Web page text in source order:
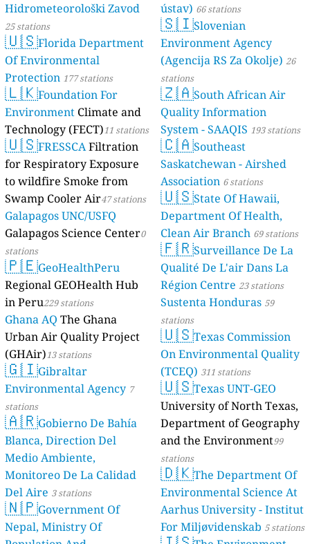
Hidrometeorološki Zavod
25 stations
🇺🇸Florida Department
Of Environmental
Protection 177 stations
🇱🇰Foundation For
Environment Climate and
Technology (FECT)11 stations
🇺🇸FRESSCAFiltration
for Respiratory Exposure
to wildfire Smoke from
Swamp Cooler Air47 stations
Galapagos UNC/USFQ
Galapagos Science Center0
stations
🇵🇪GeoHealthPeru
Regional GEOHealth Hub
in Peru229 stations
Ghana AQ The Ghana
Urban Air Quality Project
(GHAir)13 stations
🇬🇮Gibraltar
Environmental Agency 7
stations
🇦🇷Gobierno De Bahía
Blanca, Direction Del
Medio Ambiente,
Monitoreo De La Calidad
Del Aire 3 stations
🇳🇵Government Of
Nepal, Ministry Of
ústav) 66 stations
🇸🇮Slovenian
Environment Agency
(Agencija RS Za Okolje) 26
stations
🇿🇦South African Air
Quality Information
System - SAAQIS 193 stations
🇨🇦Southeast
Saskatchewan - Airshed
Association 6 stations
🇺🇸State Of Hawaii,
Department Of Health,
Clean Air Branch 69 stations
🇫🇷Surveillance De La
Qualité De L'air Dans La
Région Centre 23 stations
Sustenta Honduras 59
stations
🇺🇸Texas Commission
On Environmental Quality
(TCEQ) 311 stations
🇺🇸Texas UNT-GEO
University of North Texas,
Department of Geography
and the Environment99
stations
🇩🇰The Department Of
Environmental Science At
Aarhus University - Institut
For Miljøvidenskab 5 stations